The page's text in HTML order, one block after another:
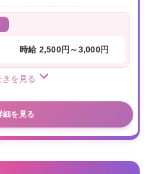
時給 2,500円～3,000円
きを見る
細を見る